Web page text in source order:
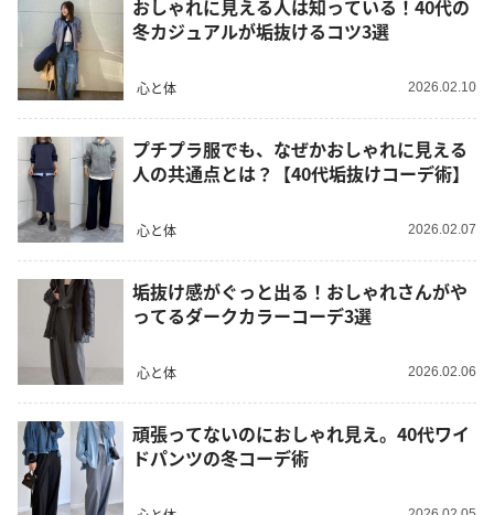
おしゃれに見える人は知っている！40代の
冬カジュアルが垢抜けるコツ3選
心と体 2026.02.10
プチプラ服でも、なぜかおしゃれに見える
人の共通点とは？【40代垢抜けコーデ術】
心と体 2026.02.07
垢抜け感がぐっと出る！おしゃれさんがや
ってるダークカラーコーデ3選
心と体 2026.02.06
頑張ってないのにおしゃれ見え。40代ワイ
ドパンツの冬コーデ術